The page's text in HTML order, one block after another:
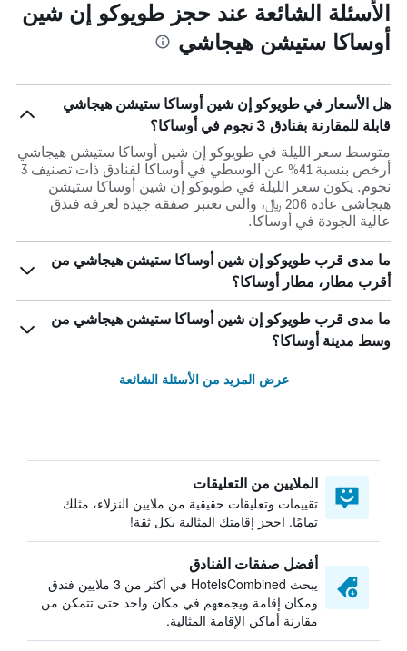
الأسئلة الشائعة عند حجز طويوكو إن شين
أوساكا ستيشن هيجاشي
هل الأسعار في طويوكو إن شين أوساكا ستيشن هيجاشي
قابلة للمقارنة بفنادق 3 نجوم في أوساكا؟
متوسط سعر الليلة في طويوكو إن شين أوساكا ستيشن هيجاشي
أرخص بنسبة 41% عن الوسطي في أوساكا لفنادق ذات تصنيف 3
نجوم. يكون سعر الليلة في طويوكو إن شين أوساكا ستيشن
هيجاشي عادة 206 ﷼، والتي تعتبر صفقة جيدة لغرفة فندق
عالية الجودة في أوساكا.
ما مدى قرب طويوكو إن شين أوساكا ستيشن هيجاشي من
أقرب مطار، مطار أوساكا؟
ما مدى قرب طويوكو إن شين أوساكا ستيشن هيجاشي من
وسط مدينة أوساكا؟
عرض المزيد من الأسئلة الشائعة
الملايين من التعليقات
تقييمات وتعليقات حقيقية من ملايين النزلاء، مثلك
تمامًا. احجز إقامتك المثالية بكل ثقة!
أفضل صفقات الفنادق
يبحث HotelsCombined في أكثر من 3 ملايين فندق
ومكان إقامة ويجمعهم في مكان واحد حتى تتمكن من
مقارنة أماكن الإقامة المثالية.